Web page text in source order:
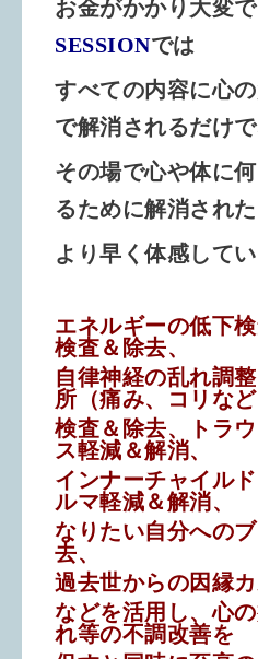
お金がかかり 大変で
SESSIONでは
すべての内容に心
で解消されるだけで
その場で心や体に
るために解消され
より早く体感してい
エネルギーの低下
検査＆除去、
自律神経の乱れ調整
所（痛み、コリなど
検査＆除去、トラ
ス軽減＆解消、
インナーチャイル
ルマ軽減＆解消、
なりたい自分への
去、
過去世からの因縁
などを活用し、心
れ等の不調改善を